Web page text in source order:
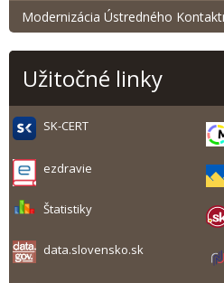
Modernizácia Ústredného
Užitočné linky
SK-CERT
ezdravie
Štatistiky
data.slovensko.sk